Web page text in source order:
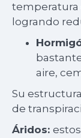
temperatura
logrando
aire,
Su
de
Áridos: